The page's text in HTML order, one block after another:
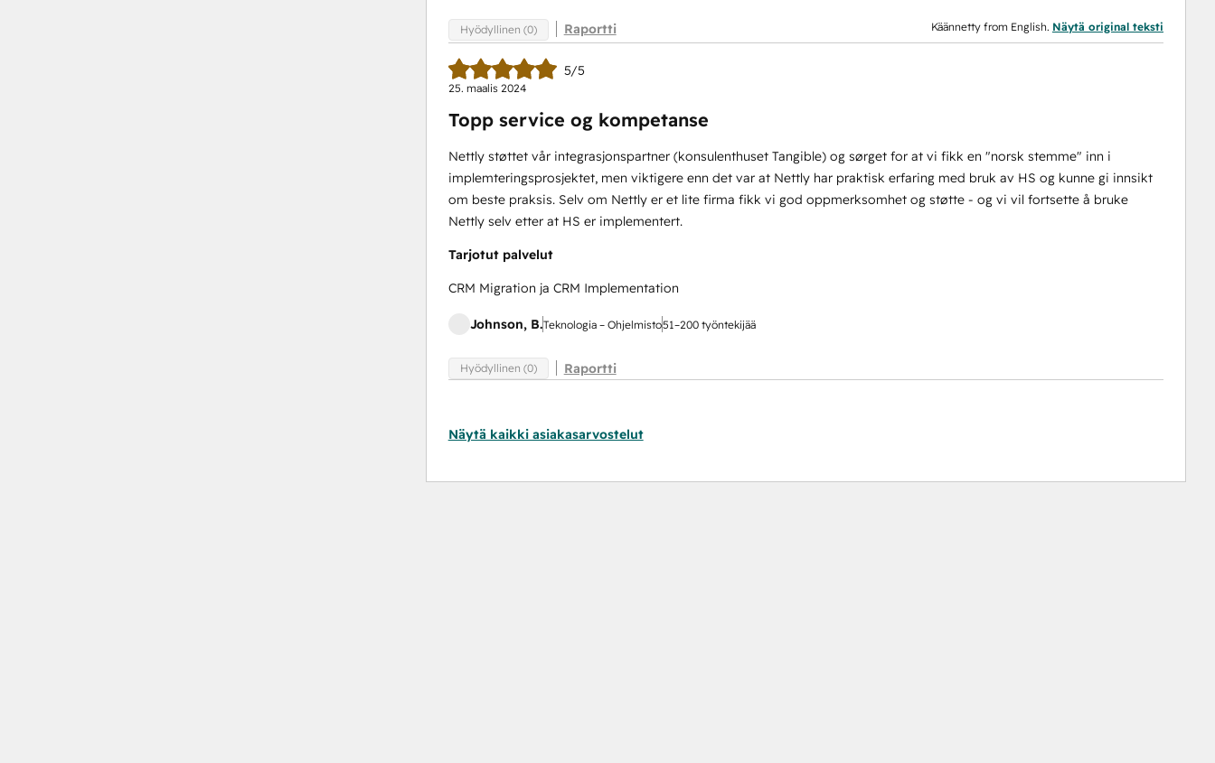
Hyödyllinen (0) Raportti Käännetty from English. Näytä original teksti
5/5
25. maalis 2024
Topp service og kompetanse
Nettly støttet vår integrasjonspartner (konsulenthuset Tangible) og sørget for at vi fikk en "norsk stemme" inn i
implemteringsprosjektet, men viktigere enn det var at Nettly har praktisk erfaring med bruk av HS og kunne gi innsikt
om beste praksis. Selv om Nettly er et lite firma fikk vi god oppmerksomhet og støtte - og vi vil fortsette å bruke
Nettly selv etter at HS er implementert.
Tarjotut palvelut
CRM Migration ja CRM Implementation
Johnson, B.Teknologia – Ohjelmisto51–200 työntekijää
Hyödyllinen (0) Raportti
Näytä kaikki asiakasarvostelut